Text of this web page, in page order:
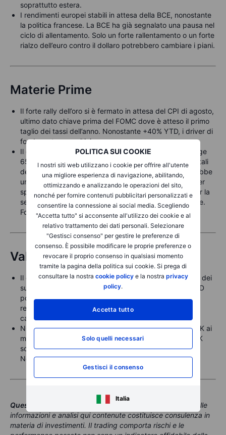
POLITICA SUI COOKIE
I nostri siti web utilizzano i cookie per offrire all'utente
una migliore esperienza di navigazione, abilitando,
ottimizzando e analizzando le operazioni del sito,
nonché per fornire contenuti pubblicitari personalizzati e
consentire la connessione ai social media. Scegliendo
"Accetta tutto" si acconsente all'utilizzo dei cookie e al
relativo trattamento dei dati personali. Selezionare
"Gestisci consenso" per gestire le preferenze di
consenso. È possibile modificare le proprie preferenze o
revocare il proprio consenso in qualsiasi momento
tramite la pagina della politica sui cookie. Si prega di
consultare la nostra cookie policye la nostra privacy
policy.
Accetta tutto
Solo quelli necessari
Gestisci il consenso
Italia
soprattutto estera.
I rendimenti europei stabili in attesa della BCE, nonostante
la politica francese. La BCE ha già segnalato una pausa nel
ciclo di allentamento. Solo un forte rallentamento o un forte
rialzo dell’euro contro il dollaro potrebbero cambiare i piani.
Materie Prime
Il forte rally dell’oro si è fermato in attesa del CPI di agosto,
ultimo dato chiave prima del FOMC dove è atteso il primo
taglio dei tassi dell’anno. Nonostante +40% YTD, i driver di
fondo restano positivi.
Il greggio resta stabile dopo tre giorni di rialzo, nel range
65–70 $/Brent. Focus tra rischi geopolitici e fondamentali
deboli con OPEC+ che aumenta la produzione. Servirebbe
una maggiore escalation di sanzioni contro la Russia per
spingere i prezzi più in alto. Scorte USA in aumento per la
seconda settimana con minore domanda delle raffinerie.
Focus oggi sui rapporti mensili OPEC e AIE.
Valute
Il dollaro resta stabile, rifiutando di invertire dopo i test dei
supporti. EURUSD a 1,1700, USDJPY a 147,50, AUDUSD
poco sopra 0,6600 dopo un tentativo oltre 0,6625
respinto ieri. Il CPI USA di agosto potrebbe essere un
catalizzatore chiave.
NOK e SEK restano forti contro un euro debole: EURSEK ai
minimi da giugno (<10,92) prima del rimbalzo, EURNOK
sotto 11,60. Il mercato resta diviso sulla decisione della
Norges Bank la prossima settimana.
Questo contenuto è materiale di marketing
. Nessuna delle
informazioni e analisi qui contenute costituisce consulenza in
materia di investimenti. Il trading comporta rischi e le